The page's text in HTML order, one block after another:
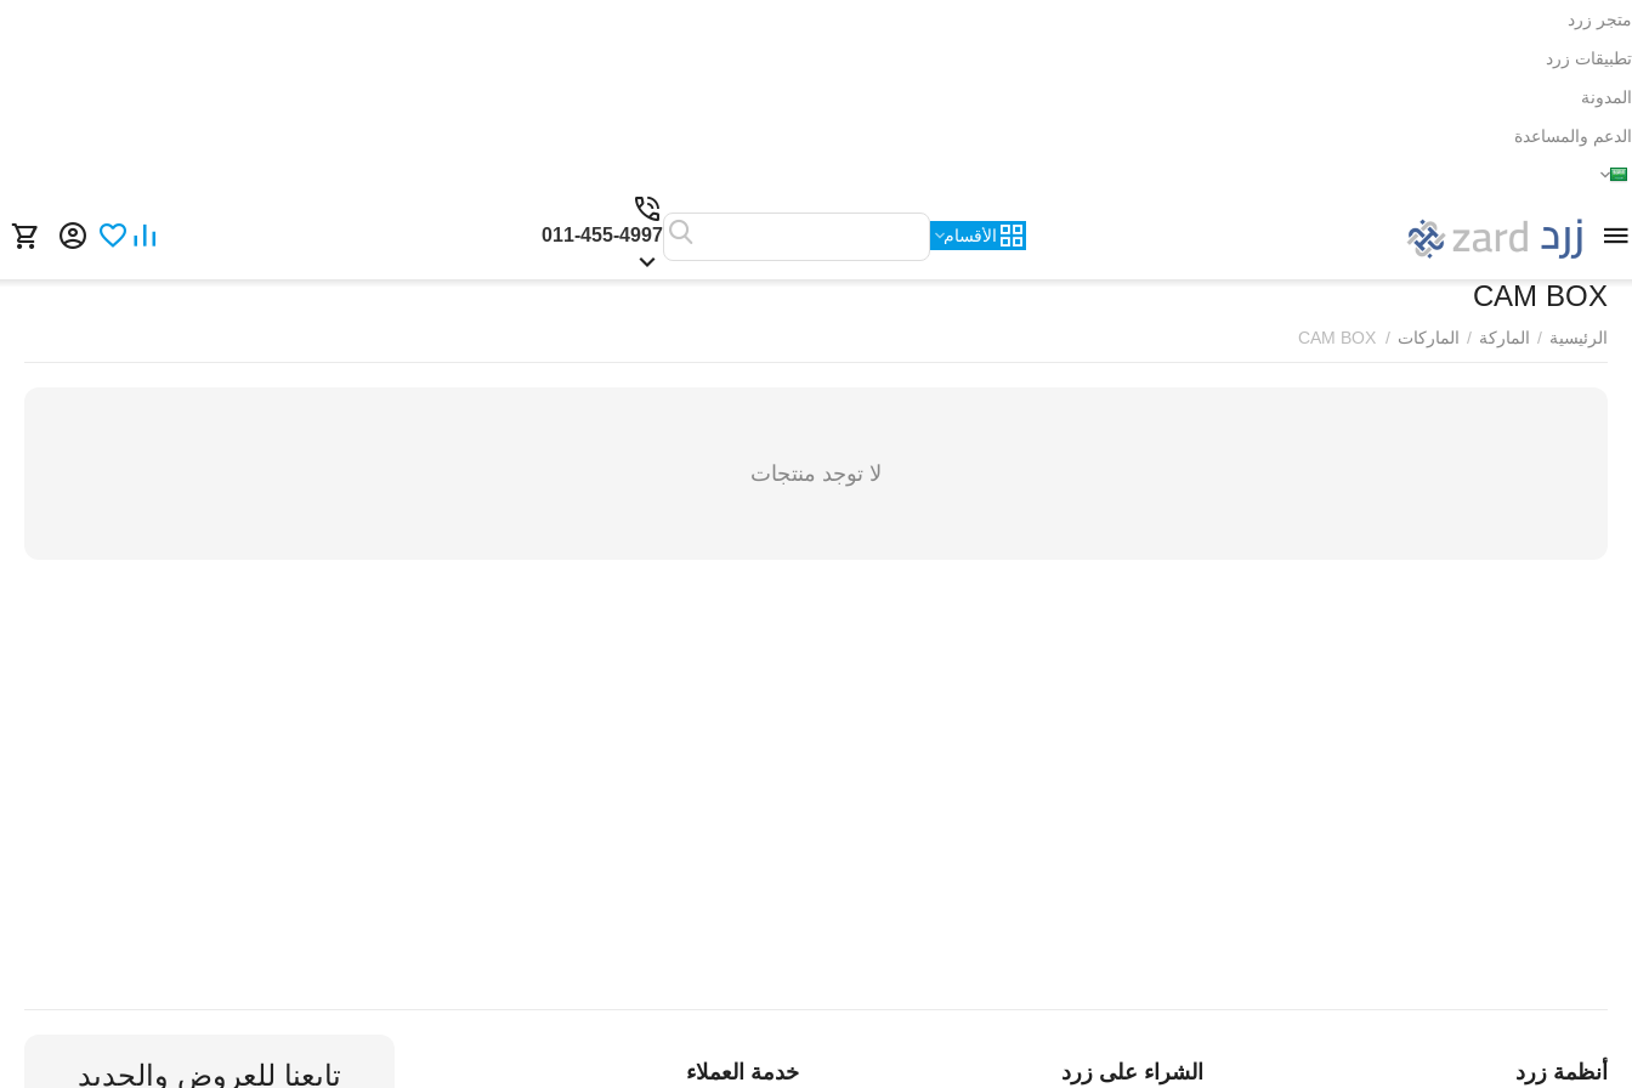
متجر زرد
تطبيقات زرد
المدونة
الدعم والمساعدة
الأقسام 011-455-4997
CAM BOX
الرئيسية / الماركة / الماركات /
CAM BOX
لا توجد منتجات
أنظمة زرد الشراء على زرد خدمة العملاء تابعنا للعروض والجديد